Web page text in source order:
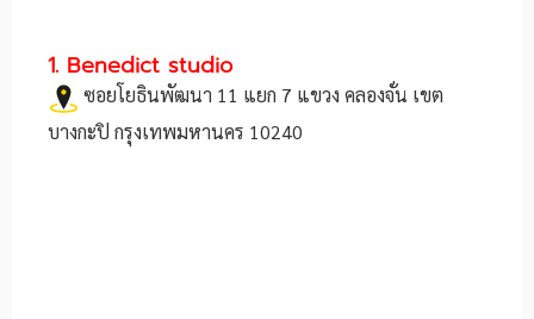
1. Benedict studio
ซอยโยธินพัฒนา 11 แยก 7 แขวง คลองจั่น เขต
บางกะปิ กรุงเทพมหานคร 10240